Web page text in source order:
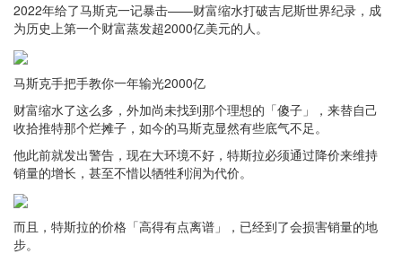
2022年给了马斯克一记暴击——财富缩水打破吉尼斯世界纪录，成
为历史上第一个财富蒸发超2000亿美元的人。
马斯克手把手教你一年输光2000亿
财富缩水了这么多，外加尚未找到那个理想的「傻子」，来替自己
收拾推特那个烂摊子，如今的马斯克显然有些底气不足。
他此前就发出警告，现在大环境不好，特斯拉必须通过降价来维持
销量的增长，甚至不惜以牺牲利润为代价。
而且，特斯拉的价格「高得有点离谱」，已经到了会损害销量的地
步。